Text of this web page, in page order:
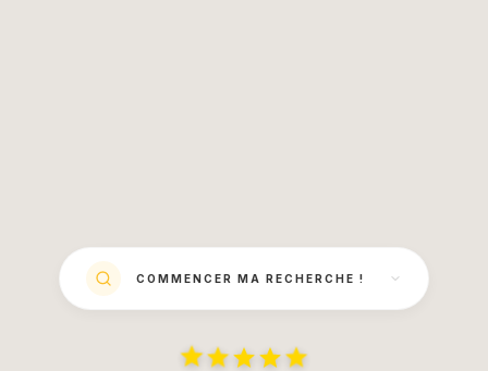
COMMENCER MA RECHERCHE !